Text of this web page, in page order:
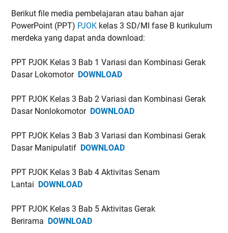
Berikut file media pembelajaran atau bahan ajar
PowerPoint (PPT) PJOK kelas 3 SD/MI fase B kurikulum
merdeka yang dapat anda download:
PPT PJOK Kelas 3 Bab 1 Variasi dan Kombinasi Gerak
Dasar Lokomotor DOWNLOAD
PPT PJOK Kelas 3 Bab 2 Variasi dan Kombinasi Gerak
Dasar Nonlokomotor DOWNLOAD
PPT PJOK Kelas 3 Bab 3 Variasi dan Kombinasi Gerak
Dasar Manipulatif DOWNLOAD
PPT PJOK Kelas 3 Bab 4 Aktivitas Senam
Lantai DOWNLOAD
PPT PJOK Kelas 3 Bab 5 Aktivitas Gerak
Berirama DOWNLOAD